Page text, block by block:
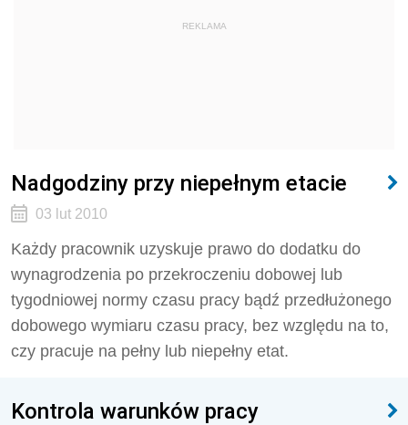
REKLAMA
Nadgodziny przy niepełnym etacie
03 lut 2010
Każdy pracownik uzyskuje prawo do dodatku do
wynagrodzenia po przekroczeniu dobowej lub
tygodniowej normy czasu pracy bądź przedłużonego
dobowego wymiaru czasu pracy, bez względu na to,
czy pracuje na pełny lub niepełny etat.
Kontrola warunków pracy